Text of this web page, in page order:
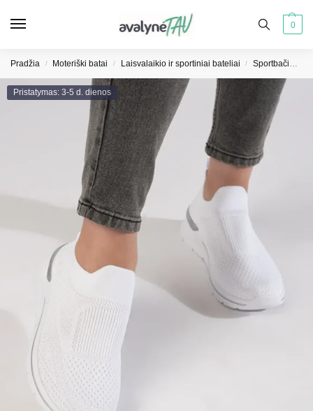
0
Pradžia / Moteriški batai / Laisvalaikio ir sportiniai bateliai / Sportbačiai moterims
Pristatymas: 3-5 d. dienos